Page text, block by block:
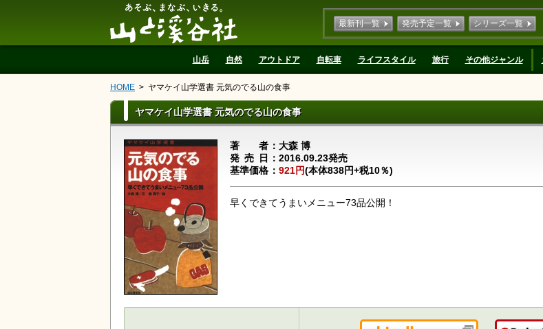
最新刊一覧 発売予定一覧 シリーズ一覧
山岳 自然 アウトドア 自転車 ライフスタイル 旅行 その他ジャンル
HOME ヤマケイ山学選書 元気のでる山の食事
ヤマケイ山学選書 元気のでる山の食事
著者大森 博
発売日 2016.09.23発売
基準価格
921円(本体838円+税10％)
早くできてうまいメニュー73品公開！